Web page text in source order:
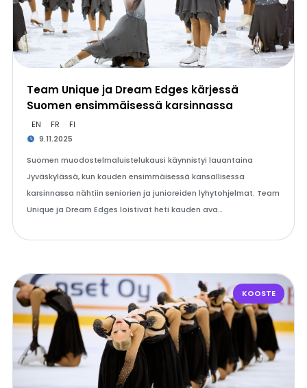
Team Unique ja Dream Edges kärjessä
Suomen ensimmäisessä karsinnassa
EN FR FI
9.11.2025
Suomen muodostelmaluistelukausi käynnistyi lauantaina
Jyväskylässä, kun kauden ensimmäisessä kansallisessa
karsinnassa nähtiin seniorien ja junioreiden lyhytohjelmat. Team
Unique ja Dream Edges loistivat heti kauden ava…
KOOSTE